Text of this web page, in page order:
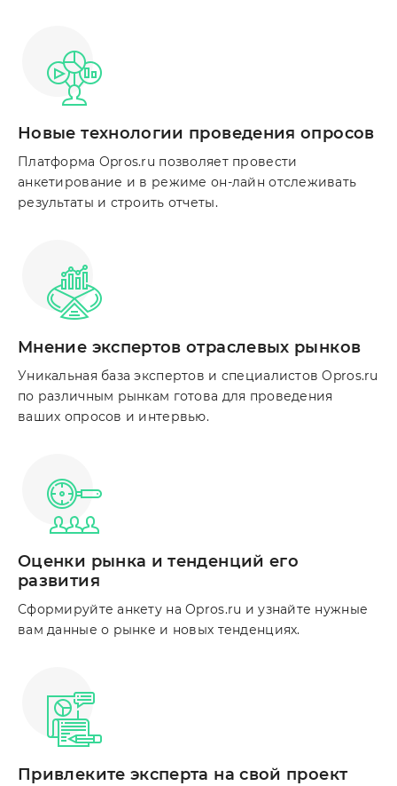
Новые технологии проведения опросов
Платформа Opros.ru позволяет провести
анкетирование и в режиме он-лайн отслеживать
результаты и строить отчеты.
Мнение экспертов отраслевых рынков
Уникальная база экспертов и специалистов Opros.ru
по различным рынкам готова для проведения
ваших опросов и интервью.
Оценки рынка и тенденций его
развития
Сформируйте анкету на Opros.ru и узнайте нужные
вам данные о рынке и новых тенденциях.
Привлеките эксперта на свой проект